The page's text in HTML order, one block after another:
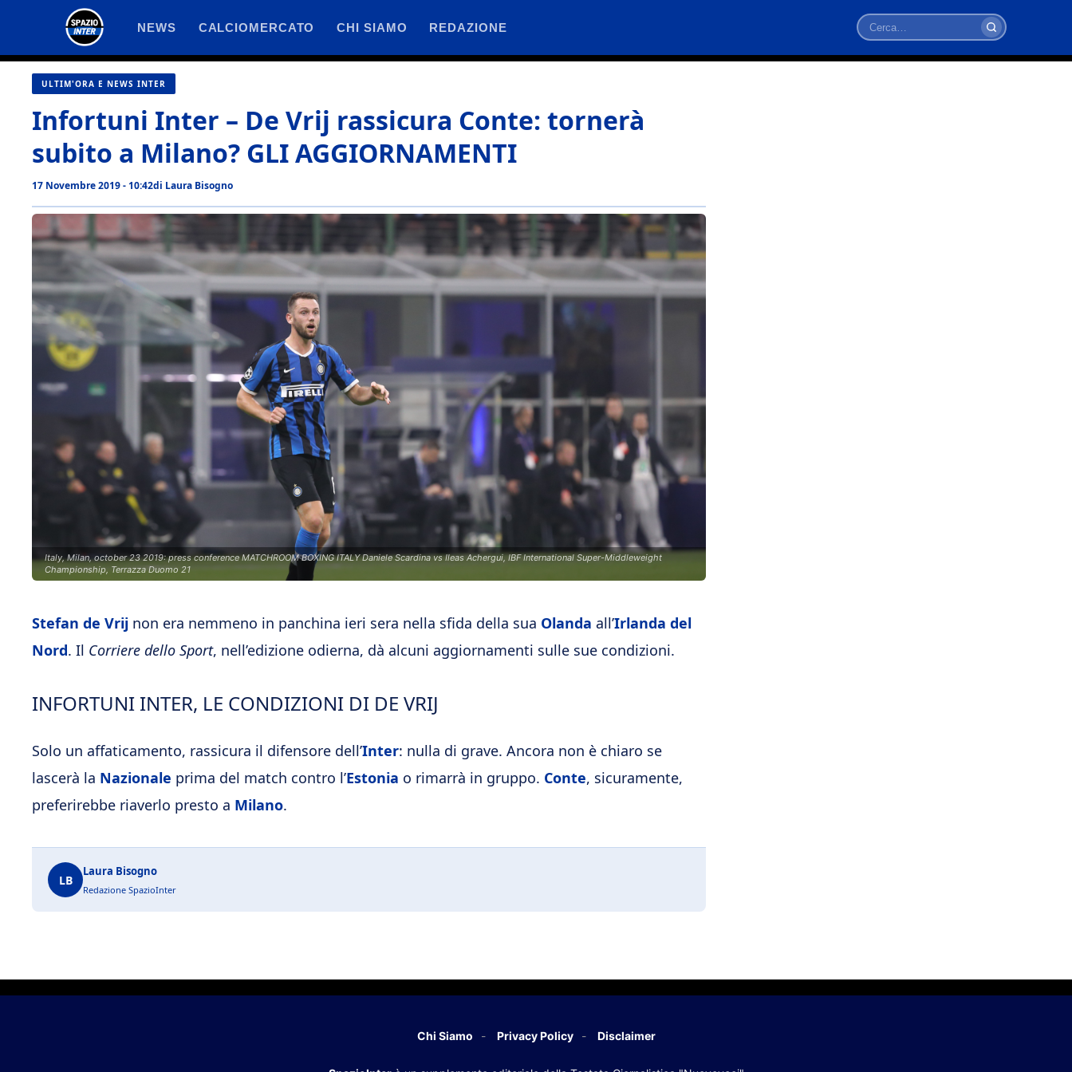
contenuto
NEWS CALCIOMERCATO CHI SIAMO REDAZIONE
Cerca
ULTIM'ORA E NEWS INTER
Infortuni Inter – De Vrij rassicura Conte: tornerà
subito a Milano? GLI AGGIORNAMENTI
17 Novembre 2019 - 10:42di Laura Bisogno
Italy, Milan, october 23 2019: press conference MATCHROOM BOXING ITALY Daniele Scardina vs Ileas Achergui, IBF International Super-Middleweight
Championship, Terrazza Duomo 21
Stefan de Vrij non era nemmeno in panchina ieri sera nella sfida della sua Olanda all’Irlanda del
Nord. Il Corriere dello Sport, nell’edizione odierna, dà alcuni aggiornamenti sulle sue condizioni.
INFORTUNI INTER, LE CONDIZIONI DI DE VRIJ
Solo un affaticamento, rassicura il difensore dell’Inter: nulla di grave. Ancora non è chiaro se
lascerà la Nazionale prima del match contro l’Estonia o rimarrà in gruppo. Conte, sicuramente,
preferirebbe riaverlo presto a Milano.
LB
Laura Bisogno
Redazione SpazioInter
Chi Siamo Privacy Policy Disclaimer